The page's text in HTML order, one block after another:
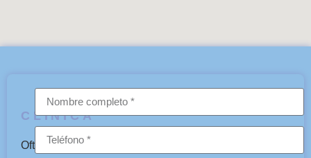
CLÍNICA
Oftalmología,